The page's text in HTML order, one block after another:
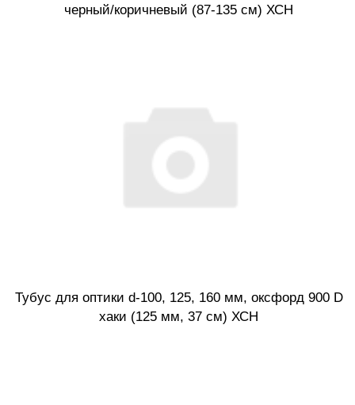
черный/коричневый (87-135 см) ХСН
Тубус для оптики d-100, 125, 160 мм, оксфорд 900 D
хаки (125 мм, 37 см) ХСН